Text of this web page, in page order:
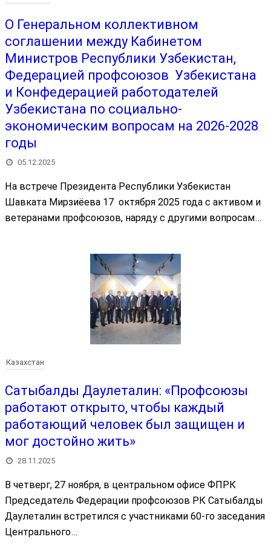
О Генеральном коллективном
соглашении между Кабинетом
Министров Республики Узбекистан,
Федерацией профсоюзов Узбекистана
и Конфедерацией работодателей
Узбекистана по социально-
экономическим вопросам на 2026-2028
годы
05.12.2025
На встрече Президента Республики Узбекистан
Шавката Мирзиёева 17 октября 2025 года с активом и
ветеранами профсоюзов, наряду с другими вопросам…
Казахстан
Сатыбалды Даулеталин: «Профсоюзы
работают открыто, чтобы каждый
работающий человек был защищен и
мог достойно жить»
28.11.2025
В четверг, 27 ноября, в центральном офисе ФПРК
Председатель Федерации профсоюзов РК Сатыбалды
Даулеталин встретился с участниками 60-го заседания
Центрального…